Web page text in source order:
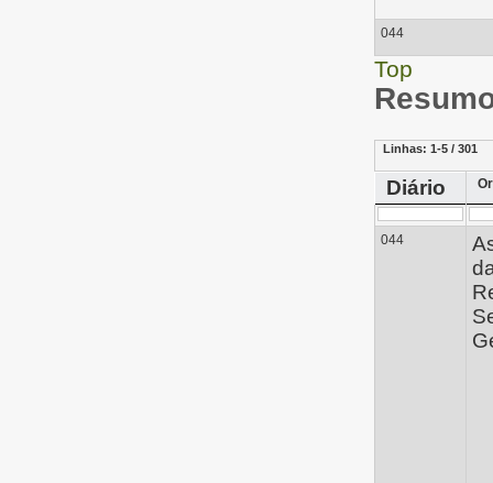
044
Top
Linhas: 1-5 / 301
Diário
044